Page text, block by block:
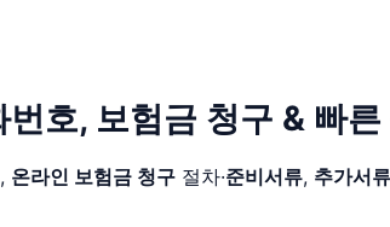
호, 보험금 청구 & 빠
, 온라인 보험금 청구 절차·준비서류, 추가서